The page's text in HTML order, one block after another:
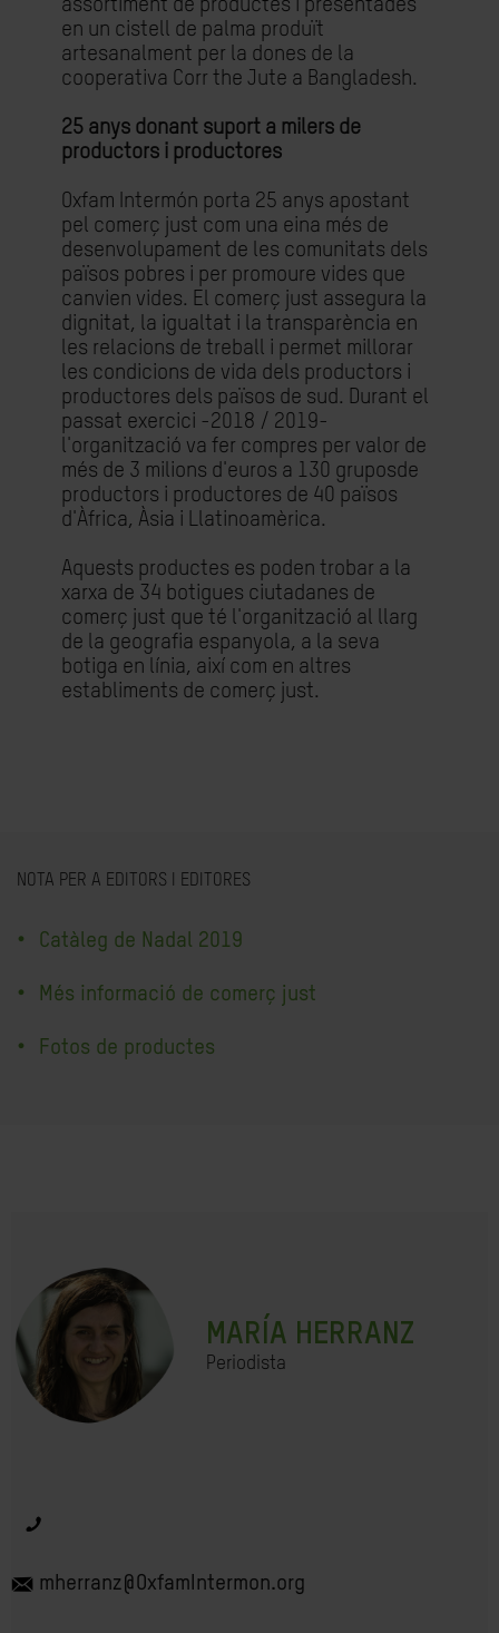
assortiment de productes i presentades
en un cistell de palma produït
artesanalment per la dones de la
cooperativa Corr the Jute a Bangladesh.
25 anys donant suport a milers de
productors i productores
Oxfam Intermón porta 25 anys apostant
pel comerç just com una eina més de
desenvolupament de les comunitats dels
països pobres i per promoure vides que
canvien vides. El comerç just assegura la
dignitat, la igualtat i la transparència en
les relacions de treball i permet millorar
les condicions de vida dels productors i
productores dels països de sud. Durant el
passat exercici -2018 / 2019-
l'organització va fer compres per valor de
més de 3 milions d'euros a 130 gruposde
productors i productores de 40 països
d'Àfrica, Àsia i Llatinoamèrica.
Aquests productes es poden trobar a la
xarxa de 34 botigues ciutadanes de
comerç just que té l'organització al llarg
de la geografia espanyola, a la seva
botiga en línia, així com en altres
establiments de comerç just.
NOTA PER A EDITORS I EDITORES
Catàleg de Nadal 2019
Més informació de comerç just
Fotos de productes
MARÍA HERRANZ
Periodista
mherranz@OxfamIntermon.org